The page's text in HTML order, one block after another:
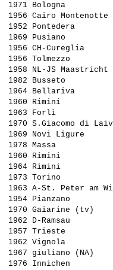
1971 Bologna
1956 Cairo
1952 Pontedera
1969 Pusiano
1956 CH-Cureglia
1956 Tolmezzo
1958 NL-JS
1982 Busseto
1964 Bellariva
1960 Rimini
1963 Forlì
1970 S.Giacomo di
1969 Novi Ligure
1978 Massa
1960 Rimini
1964 Rimini
1973 Torino
1963 A-St. Peter
1954 Pianzano
1970 Gaiarine (tv)
1962 D-Ramsau
1957 Trieste
1962 Vignola
1967 giuliano (NA)
1976 Innichen